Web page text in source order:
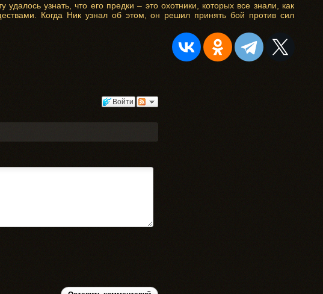
узнать, что его предки – это охотники, которых все знали, как
Когда Ник узнал об этом, он решил принять бой против сил
Войти